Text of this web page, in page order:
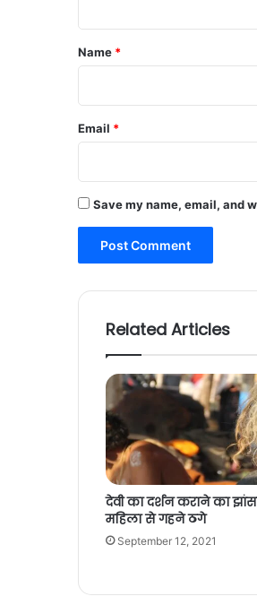
*
Name *
Email *
Save my name, email, and
Related Articles
देवी का दर्शन कराने का
महिला से गहने ठगे
September 12, 2021